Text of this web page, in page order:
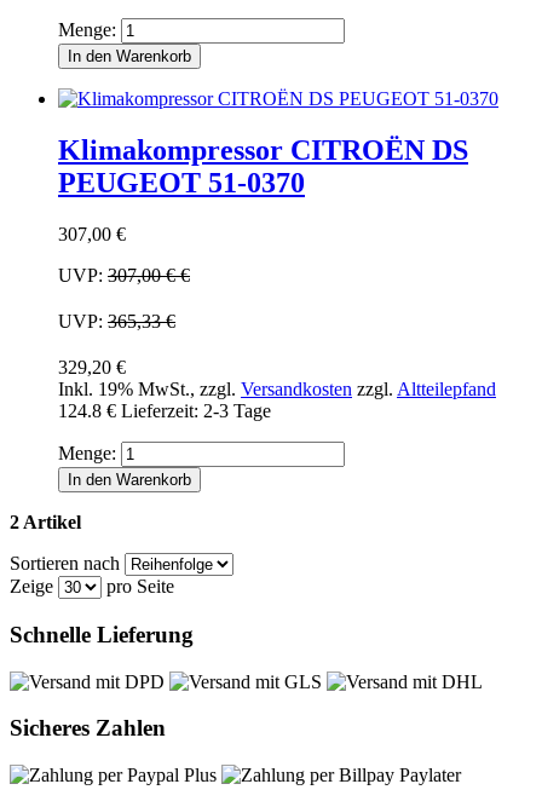
Menge:
In den Warenkorb
Klimakompressor CITROËN DS
PEUGEOT 51-0370
307,00 €
UVP: 307,00 €€
UVP: 365,33 €
329,20 €
Inkl. 19% MwSt., zzgl. Versandkosten zzgl. Altteilepfand
124.8 € Lieferzeit: 2-3 Tage
Menge:
In den Warenkorb
2 Artikel
Sortieren nach
Zeige
pro Seite
Schnelle Lieferung
Sicheres Zahlen